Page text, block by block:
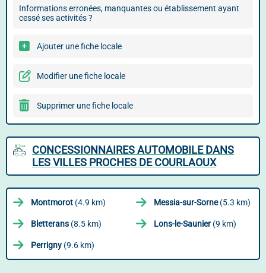
Informations erronées, manquantes ou établissement ayant
cessé ses activités ?
Ajouter une fiche locale
Modifier une fiche locale
Supprimer une fiche locale
CONCESSIONNAIRES AUTOMOBILE DANS
LES VILLES PROCHES DE COURLAOUX
Montmorot (4.9 km) Messia-sur-Sorne(5.3 km)
Bletterans (8.5 km) Lons-le-Saunier(9 km)
Perrigny (9.6 km)